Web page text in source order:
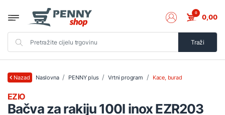
Traži
0 0,00
Nazad Naslovna PENNY plus Vrtni program Kace, burad
Bačva za rakiju 100l inox EZR203
EZIO